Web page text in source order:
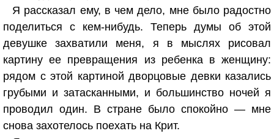
Я рассказал ему, в чем дело, мне было радостно
поделиться с кем-нибудь. Теперь думы об этой
девушке захватили меня, я в мыслях рисовал
картину ее превращения из ребенка в женщину:
рядом с этой картиной дворцовые девки казались
грубыми и затасканными, и большинство ночей я
проводил один. В стране было спокойно — мне
снова захотелось поехать на Крит.